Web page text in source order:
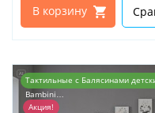
В корзину
Тактильные с Балясинами
Bambini…
Акция!